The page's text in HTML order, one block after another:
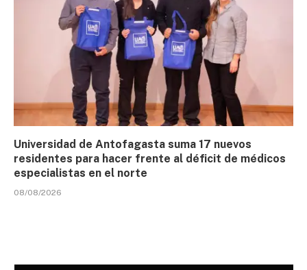
Universidad de Antofagasta suma 17 nuevos
residentes para hacer frente al déficit de médicos
especialistas en el norte
08/08/2026